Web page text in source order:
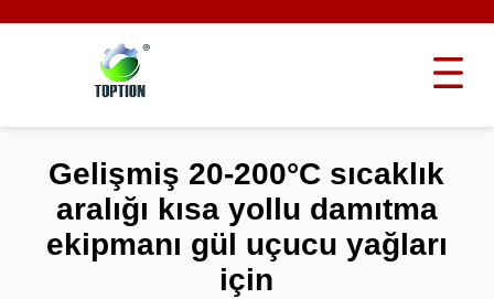
Gelişmiş 20-200°C sıcaklık
aralığı kısa yollu damıtma
ekipmanı gül uçucu yağları
için